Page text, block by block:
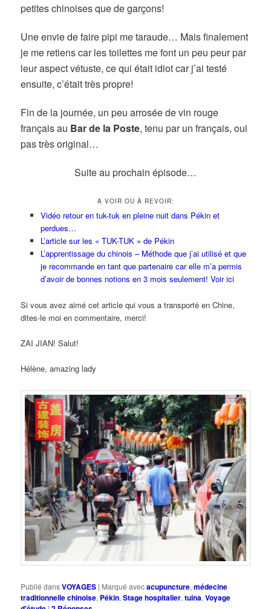
petites chinoises que de garçons!
Une envie de faire pipi me taraude… Mais finalement
je me retiens car les toilettes me font un peu peur par
leur aspect vétuste, ce qui était idiot car j’ai testé
ensuite, c’était très propre!
Fin de la journée, un peu arrosée de vin rouge
français au Bar de la Poste, tenu par un français, oui
pas très original…
Suite au prochain épisode…
A VOIR OU À REVOIR:
Vidéo retour en tuk-tuk en pleine nuit dans Pékin et
perdues…
L’article sur les « TUK-TUK » de Pékin
L’apprentissage du chinois – Méthode que j’ai utilisé et que
je recommande en tant que partenaire car elle m’a permis
d’avoir de bonnes notions en 3 mois seulement! Voir ici
Si vous avez aimé cet article qui vous a transporté en Chine,
dites-le moi en commentaire, merci!
ZAI JIAN! Salut!
Hélène, amazing lady
Publié dansVOYAGES | Marqué avecacupuncture,médecine
traditionnelle chinoise, Pékin,Stage hospitalier,tuina,Voyage